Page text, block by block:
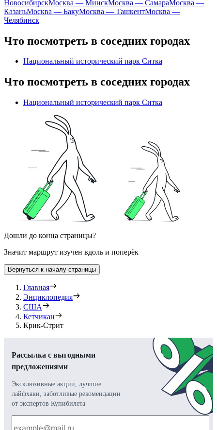
НовосибирскМосква — МинскМосква — СамараМосква —
КазаньМосква — БакуМосква — ТашкентМосква —
Челябинск
Что посмотреть в соседних городах
Национальный исторический парк Ситка
Что посмотреть в соседних городах
Национальный исторический парк Ситка
Дошли до конца страницы?
Значит маршрут изучен вдоль и поперёк
Вернуться к началу страницы
Главная
Энциклопедия
США
Кетчикан
Крик-Стрит
Рассылка с выгодными
предложениями
Эксклюзивные акции, лучшие
лайфхаки, заботливые рекомендации
от экспертов Купибилета